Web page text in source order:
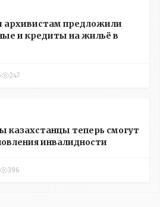
архивистам предложили
и кредиты на жильё в
247
казахстанцы теперь смогут
инвалидности
396